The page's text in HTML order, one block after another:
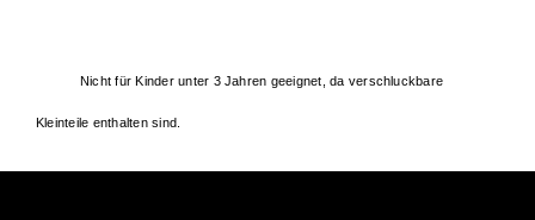
Nicht für Kinder unter 3 Jahren geeignet, da verschluckbare
Kleinteile enthalten sind.